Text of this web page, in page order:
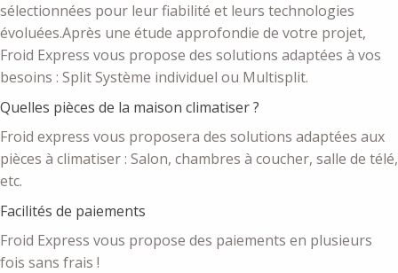
sélectionnées pour leur fiabilité et leurs technologies
évoluées.Après une étude approfondie de votre projet,
Froid Express vous propose des solutions adaptées à vos
besoins : Split Système individuel ou Multisplit.
Quelles pièces de la maison climatiser ?
Froid express vous proposera des solutions adaptées aux
pièces à climatiser : Salon, chambres à coucher, salle de télé,
etc.
Facilités de paiements
Froid Express vous propose des paiements en plusieurs
fois sans frais !